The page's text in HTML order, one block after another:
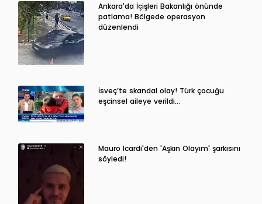
Ankara'da İçişleri Bakanlığı önünde
patlama! Bölgede operasyon
düzenlendi
İsveç’te skandal olay! Türk çocuğu
eşcinsel aileye verildi…
Mauro Icardi'den 'Aşkın Olayım' şarkısını
söyledi!